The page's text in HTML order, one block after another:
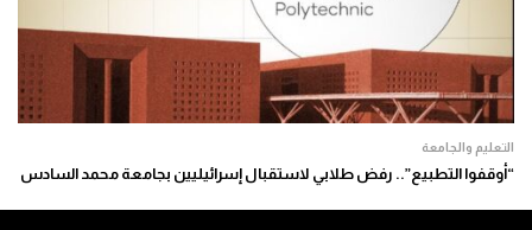
التعليم والجامعة
“أوقفوا التطبيع”.. رفض طلابي لاستقبال إسرائيليين بجامعة محمد السادس